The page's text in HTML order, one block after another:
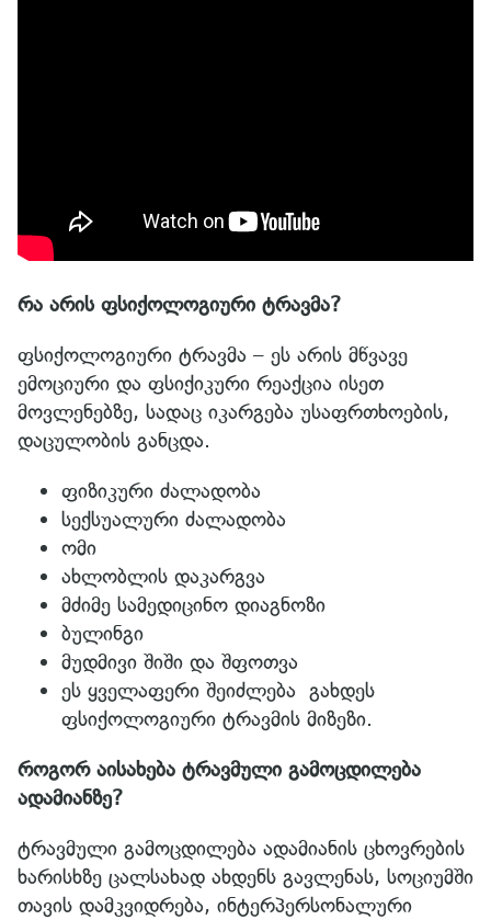
რა არის ფსიქოლოგიური ტრავმა?
ფსიქოლოგიური ტრავმა – ეს არის მწვავე
ემოციური და ფსიქიკური რეაქცია ისეთ
მოვლენებზე, სადაც იკარგება უსაფრთხოების,
დაცულობის განცდა.
ფიზიკური ძალადობა
სექსუალური ძალადობა
ომი
ახლობლის დაკარგვა
მძიმე სამედიცინო დიაგნოზი
ბულინგი
მუდმივი შიში და შფოთვა
ეს ყველაფერი შეიძლება გახდეს
ფსიქოლოგიური ტრავმის მიზეზი.
როგორ აისახება ტრავმული გამოცდილება
ადამიანზე?
ტრავმული გამოცდილება ადამიანის ცხოვრების
ხარისხზე ცალსახად ახდენს გავლენას, სოციუმში
თავის დამკვიდრება, ინტერპერსონალური